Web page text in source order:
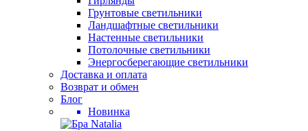
Грунтовые светильники
Ландшафтные светильники
Настенные светильники
Потолочные светильники
Энергосберегающие светильники
Доставка и оплата
Возврат и обмен
Блог
Новинка